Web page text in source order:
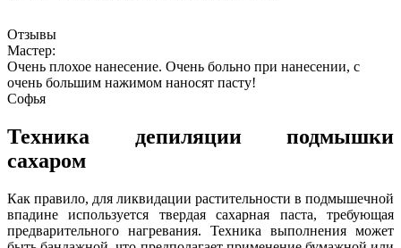
Отзывы
Мастер:
Очень плохое нанесение. Очень больно при нанесении, с
очень большим нажимом наносят пасту!
Софья
Техника депиляции подмышки
сахаром
Как правило, для ликвидации растительности в подмышечной
впадине используется твердая сахарная паста, требующая
предварительного нагревания. Техника выполнения может